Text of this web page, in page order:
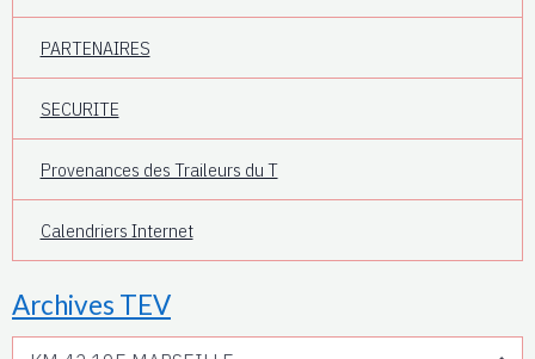
PARTENAIRES
SECURITE
Provenances des Traileurs du T
Calendriers Internet
Archives TEV